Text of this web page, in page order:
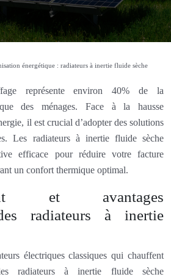
énergétique : radiateurs à inertie fluide sèche
représente environ 40% de la
des ménages. Face à la hausse
il est crucial d’adopter des solutions
Les radiateurs à inertie fluide sèche
efficace pour réduire votre facture
un confort thermique optimal.
et avantages
radiateurs à inertie
électriques classiques qui chauffent
radiateurs à inertie fluide sèche